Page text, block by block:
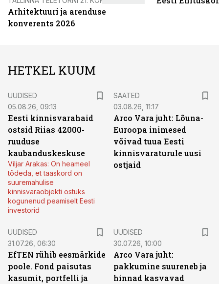
Arhitektuuri ja arenduse
konverents 2026
HETKEL KUUM
UUDISED
05.08.26, 09:13
Eesti kinnisvarahaid
ostsid Riias 42000-
ruuduse
kaubanduskeskuse
Viljar Arakas: On heameel
tõdeda, et taaskord on
suuremahulise
kinnisvaraobjekti ostuks
kogunenud peamiselt Eesti
investorid
SAATED
03.08.26, 11:17
Arco Vara juht: Lõuna-
Euroopa inimesed
võivad tuua Eesti
kinnisvaraturule uusi
ostjaid
UUDISED
31.07.26, 06:30
EfTEN rühib eesmärkide
poole. Fond paisutas
kasumit, portfelli ja
UUDISED
30.07.26, 10:00
Arco Vara juht:
pakkumine suureneb ja
hinnad kasvavad